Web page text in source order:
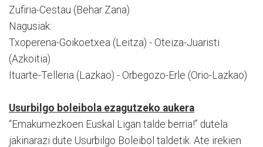
Zufiria-Cestau (Behar Zana)
Nagusiak:
Txoperena-Goikoetxea (Leitza) - Oteiza-Juaristi
(Azkoitia)
Ituarte-Telleria (Lazkao) - Orbegozo-Erle (Orio-Lazkao)
Usurbilgo boleibola ezagutzeko aukera
“Emakumezkoen Euskal Ligan talde berria!” dutela
jakinarazi dute Usurbilgo Boleibol taldetik. Ate irekien